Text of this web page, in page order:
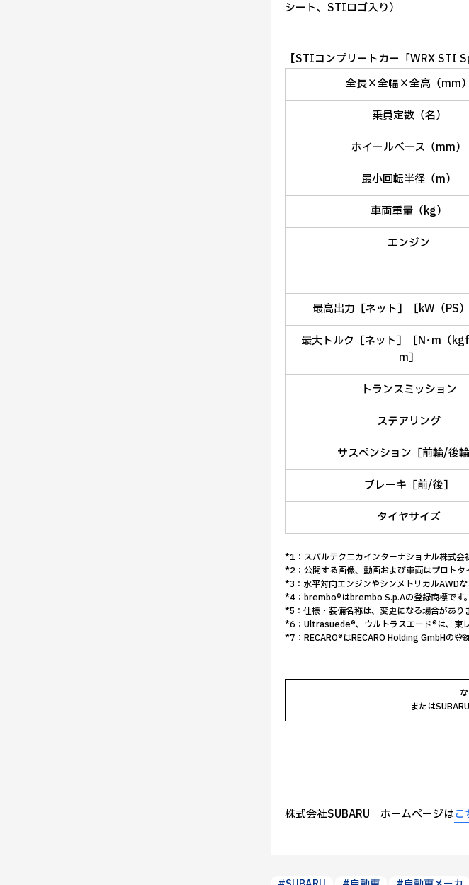
シート、STIロゴ入り）
【STIコンプリートカー「WRX STI
全長×全幅×全高（mm）
乗員定数（名）
ホイールベース（mm）
最小回転半径（m）
車両重量（kg）
エンジン
最高出力［ネット］［kW（PS
最大トルク［ネット］［N･m（
m］
トランスミッション
ステアリング
サスペンション［前輪/後輪
ブレーキ［前/後］
タイヤサイズ
*1：スバルテクニカインターナショナル株式会
*2：公開する画像、動画および車両はプロトタ
*3：水平対向エンジンやシンメトリカルAWDな
*4：brembo®はbrembo S.p.Aの登録商標です。
*5：仕様・装備名称は、変更になる場合があり
*6：Ultrasuede®、ウルトラスエード®は、東レ
*7：RECARO®はRECARO Holding GmbHの登録
または
株式会社SUBARU ホームページはこ